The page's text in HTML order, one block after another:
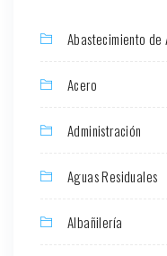
Abastecimiento de
Acero
Administración
Aguas Residuales
Albañilería